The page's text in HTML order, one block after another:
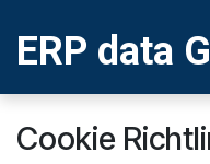
ERP data
Cookie